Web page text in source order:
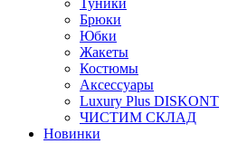
Туники
Брюки
Юбки
Жакеты
Костюмы
Аксессуары
Luxury Plus DISKONT
ЧИСТИМ СКЛАД
Новинки